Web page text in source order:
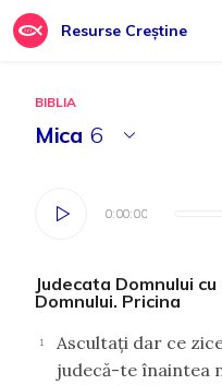
Resurse Creștine
BIBLIA
Mica 6
0:00:00
0:00:00
Judecata Domnului
Domnului. Pricina
1
Ascultaţi dar ce
judecă-te înaintea